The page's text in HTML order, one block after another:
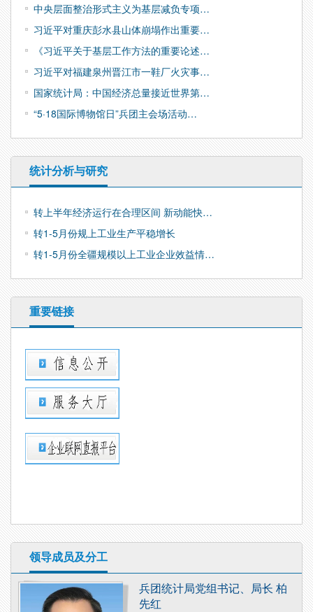
中央层面整治形式主义为基层减负专项…
习近平对重庆彭水县山体崩塌作出重要…
《习近平关于基层工作方法的重要论述…
习近平对福建泉州晋江市一鞋厂火灾事…
国家统计局：中国经济总量接近世界第…
“5·18国际博物馆日”兵团主会场活动…
统计分析与研究
转上半年经济运行在合理区间 新动能快…
转1-5月份规上工业生产平稳增长
转1-5月份全疆规模以上工业企业效益情…
重要链接
领导成员及分工
兵团统计局党组书记、局长 柏
先红